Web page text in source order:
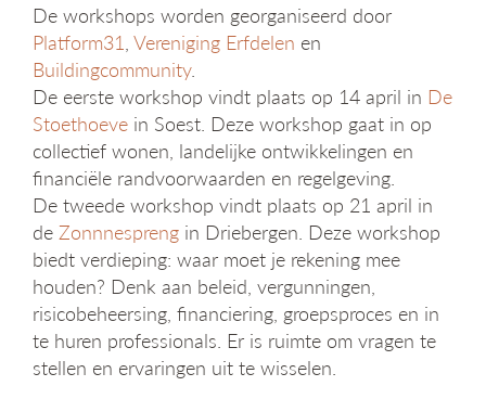
De workshops worden georganiseerd door
Platform31, Vereniging Erfdelen en
Buildingcommunity.
De eerste workshop vindt plaats op 14 april in De
Stoethoeve in Soest. Deze workshop gaat in op
collectief wonen, landelijke ontwikkelingen en
financiële randvoorwaarden en regelgeving.
De tweede workshop vindt plaats op 21 april in
de Zonnnespreng in Driebergen. Deze workshop
biedt verdieping: waar moet je rekening mee
houden? Denk aan beleid, vergunningen,
risicobeheersing, financiering, groepsproces en in
te huren professionals. Er is ruimte om vragen te
stellen en ervaringen uit te wisselen.